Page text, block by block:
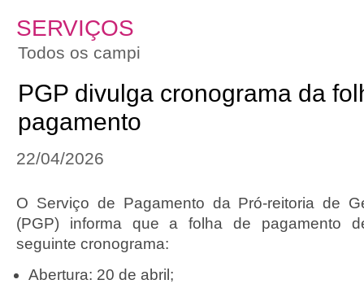
SERVIÇOS
Todos os campi
PGP divulga cronograma da
pagamento
22/04/2026
O Serviço de Pagamento da Pró-reitoria de
(PGP) informa que a folha de pagamento
seguinte cronograma:
Abertura: 20 de abril;